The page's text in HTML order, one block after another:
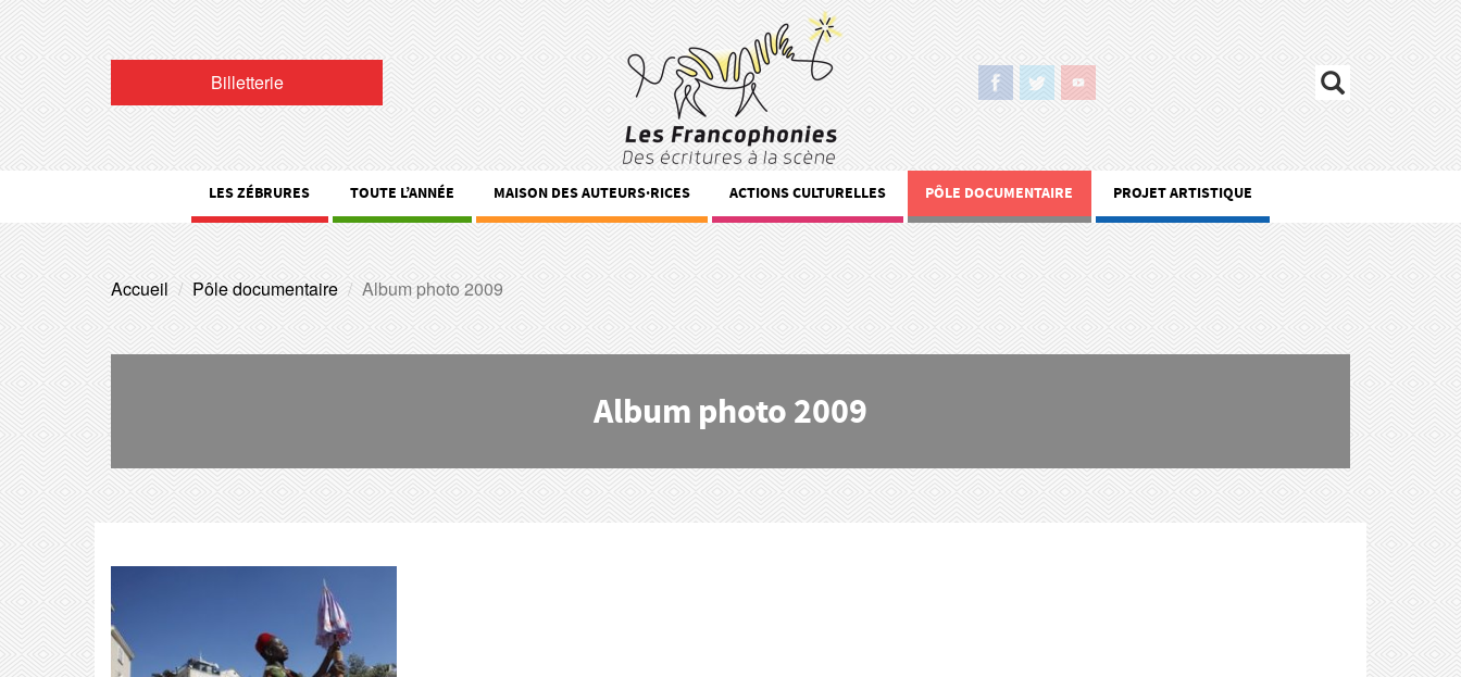
Billetterie
LES ZÉBRURES TOUTE L’ANNÉE MAISON DES AUTEURS·RICES ACTIONS CULTURELLES PÔLE DOCUMENTAIRE PROJET ARTISTIQUE
Accueil Pôle documentaire Album photo 2009
Album photo 2009